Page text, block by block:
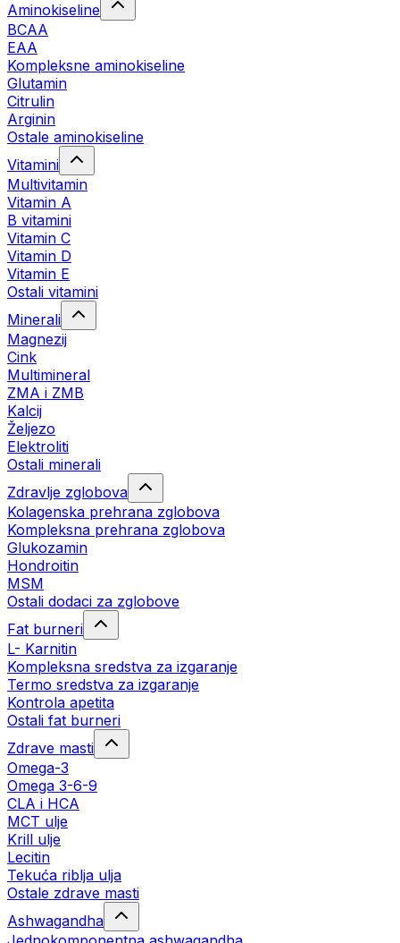
Aminokiseline
BCAA
EAA
Kompleksne aminokiseline
Glutamin
Citrulin
Arginin
Ostale aminokiseline
Vitamini
Multivitamin
Vitamin A
B vitamini
Vitamin C
Vitamin D
Vitamin E
Ostali vitamini
Minerali
Magnezij
Cink
Multimineral
ZMA i ZMB
Kalcij
Željezo
Elektroliti
Ostali minerali
Zdravlje zglobova
Kolagenska prehrana zglobova
Kompleksna prehrana zglobova
Glukozamin
Hondroitin
MSM
Ostali dodaci za zglobove
Fat burneri
L- Karnitin
Kompleksna sredstva za izgaranje
Termo sredstva za izgaranje
Kontrola apetita
Ostali fat burneri
Zdrave masti
Omega-3
Omega 3-6-9
CLA i HCA
MCT ulje
Krill ulje
Lecitin
Tekuća riblja ulja
Ostale zdrave masti
Ashwagandha